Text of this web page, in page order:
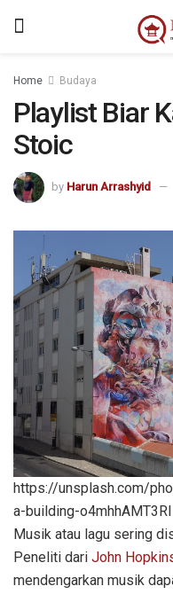
Home Budaya
Playlist Biar
Stoic
by Harun Arrashyid
https://unsplash.com/
a-building-o4mhhAMT3RI
Musik atau lagu sering
Peneliti dari John
mendengarkan musik